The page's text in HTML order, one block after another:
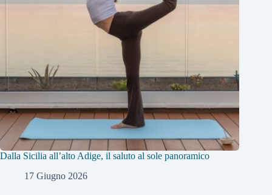
Dalla Sicilia all’alto Adige, il saluto al sole panoramico
17 Giugno 2026